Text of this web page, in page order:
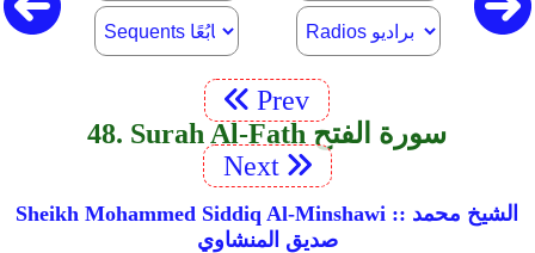
Prev
48. Surah Al-Fath سورة الفتح
Next
Sheikh Mohammed Siddiq Al-Minshawi :: الشيخ محمد
صديق المنشاوي